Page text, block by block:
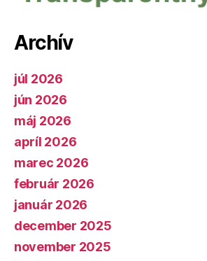
Archív
júl 2026
jún 2026
máj 2026
apríl 2026
marec 2026
február 2026
január 2026
december 2025
november 2025